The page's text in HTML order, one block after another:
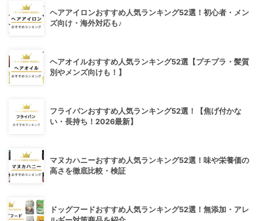
ヘアアイロンおすすめ人気ランキング52選！初心者・メン
ズ向け・海外対応も♪
ヘアオイルおすすめ人気ランキング52選【プチプラ・髪質
別やメンズ向けも！】
フライパンおすすめ人気ランキング52選！【焦げ付かな
い・長持ち！2026最新】
マヌカハニーおすすめ人気ランキング52選！味や栄養価の
高さを徹底比較・検証
ドッグフードおすすめ人気ランキング52選！無添加・アレ